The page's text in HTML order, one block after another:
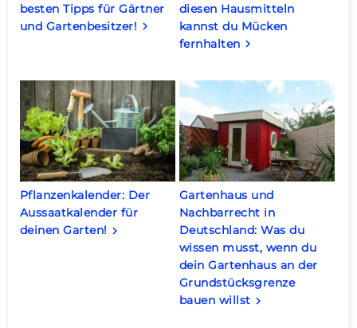
besten Tipps für Gärtner
und Gartenbesitzer! keyboard_arrow_right
diesen Hausmitteln
kannst du Mücken
fernhalten keyboard_arrow_right
Pflanzenkalender: Der
Aussaatkalender für
deinen Garten! keyboard_arrow_right
Gartenhaus und
Nachbarrecht in
Deutschland: Was du
wissen musst, wenn du
dein Gartenhaus an der
Grundstücksgrenze
bauen willst keyboard_arrow_right